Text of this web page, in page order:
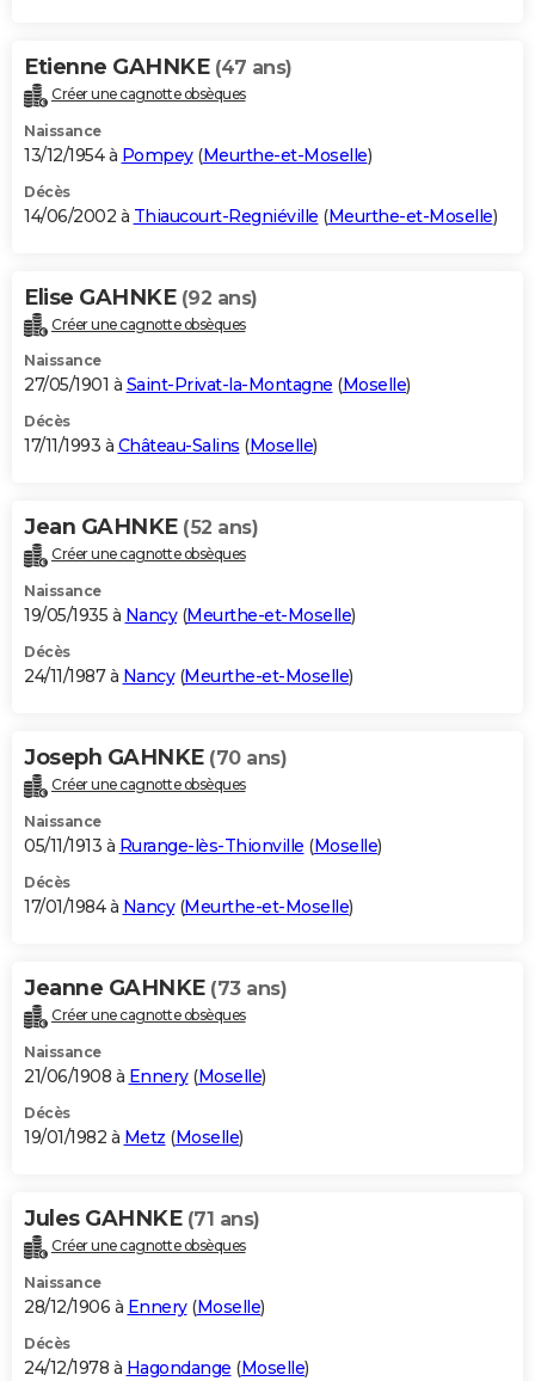
Etienne GAHNKE (47 ans)
Créer une cagnotte obsèques
Naissance
13/12/1954 à Pompey(Meurthe-et-Moselle)
Décès
14/06/2002 à Thiaucourt-Regniéville (Meurthe-et-Moselle)
Elise GAHNKE (92 ans)
Créer une cagnotte obsèques
Naissance
27/05/1901 à Saint-Privat-la-Montagne (Moselle)
Décès
17/11/1993 à Château-Salins (Moselle)
Jean GAHNKE (52 ans)
Créer une cagnotte obsèques
Naissance
19/05/1935 à Nancy(Meurthe-et-Moselle)
Décès
24/11/1987 à Nancy(Meurthe-et-Moselle)
Joseph GAHNKE (70 ans)
Créer une cagnotte obsèques
Naissance
05/11/1913 à Rurange-lès-Thionville (Moselle)
Décès
17/01/1984 à Nancy(Meurthe-et-Moselle)
Jeanne GAHNKE (73 ans)
Créer une cagnotte obsèques
Naissance
21/06/1908 à Ennery(Moselle)
Décès
19/01/1982 à Metz (Moselle)
Jules GAHNKE (71 ans)
Créer une cagnotte obsèques
Naissance
28/12/1906 à Ennery(Moselle)
Décès
24/12/1978 à Hagondange (Moselle)